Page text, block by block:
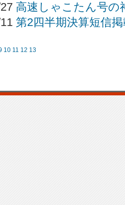
高速しゃこたん号の
第2四半期決算短信
10 11 12 13